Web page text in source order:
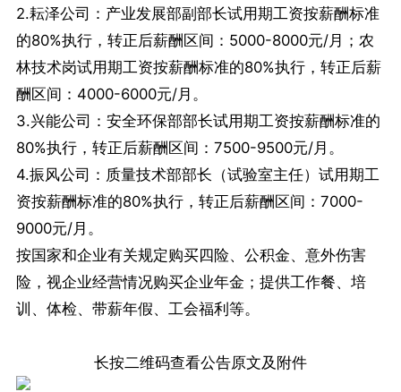
2.耘泽公司：产业发展部副部长试用期工资按薪酬标准
的80%执行，转正后薪酬区间：5000-8000元/月；农
林技术岗试用期工资按薪酬标准的80%执行，转正后薪
酬区间：4000-6000元/月。
3.兴能公司：安全环保部部长试用期工资按薪酬标准的
80%执行，转正后薪酬区间：7500-9500元/月。
4.振风公司：质量技术部部长（试验室主任）试用期工
资按薪酬标准的80%执行，转正后薪酬区间：7000-
9000元/月。
按国家和企业有关规定购买四险、公积金、意外伤害
险，视企业经营情况购买企业年金；提供工作餐、培
训、体检、带薪年假、工会福利等。
长按二维码查看公告原文及附件